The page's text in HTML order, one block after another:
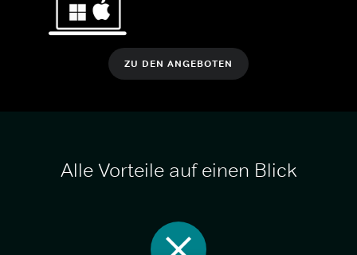
ZU DEN ANGEBOTEN
Alle Vorteile auf einen Blick